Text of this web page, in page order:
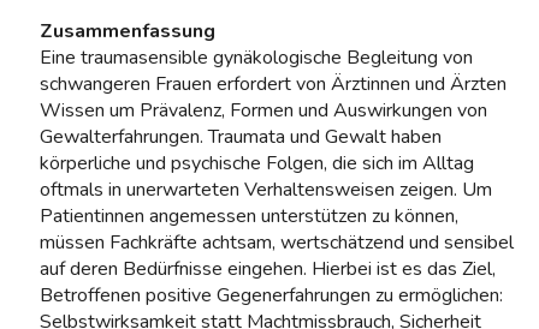
Zusammenfassung
Eine traumasensible gynäkologische Begleitung von
schwangeren Frauen erfordert von Ärztinnen und Ärzten
Wissen um Prävalenz, Formen und Auswirkungen von
Gewalterfahrungen. Traumata und Gewalt haben
körperliche und psychische Folgen, die sich im Alltag
oftmals in unerwarteten Verhaltensweisen zeigen. Um
Patientinnen angemessen unterstützen zu können,
müssen Fachkräfte achtsam, wertschätzend und sensibel
auf deren Bedürfnisse eingehen. Hierbei ist es das Ziel,
Betroffenen positive Gegenerfahrungen zu ermöglichen:
Selbstwirksamkeit statt Machtmissbrauch, Sicherheit